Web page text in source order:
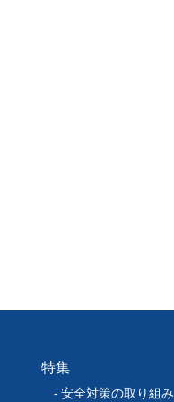
特集
安全対策の取り組み